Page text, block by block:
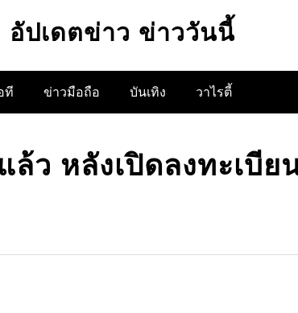
อัปเดตข่าว ข่าววันนี้
ที ข่าวมือถือ บันเทิง วาไรตี้
ว หลังเปิดลงทะเบีย